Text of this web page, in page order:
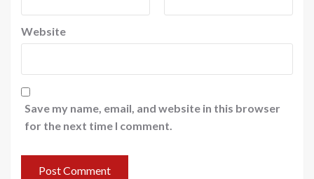
Website
Save my name, email, and website in this browser
for the next time I comment.